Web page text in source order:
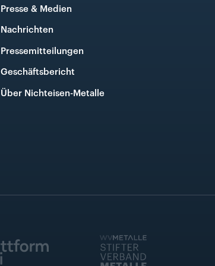
Presse & Medien
Nachrichten
Pressemitteilungen
Geschäftsbericht
Über Nichteisen-Metalle